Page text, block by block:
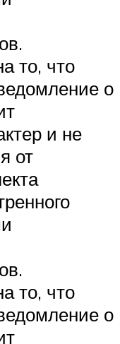
то, что
о
и не
от
то, что
о